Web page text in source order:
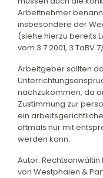
Arbeitnehmer
insbesondere der
(siehe hierzu bereits
vom 3.7.2001, 3 TaBV
Arbeitgeber sollten
nachzukommen, da
Zustimmung zur
ein
oftmals nur mit
werden kann.
Autor: Rechtsanwältin
von Westphalen &